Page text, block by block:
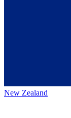
New Zealand